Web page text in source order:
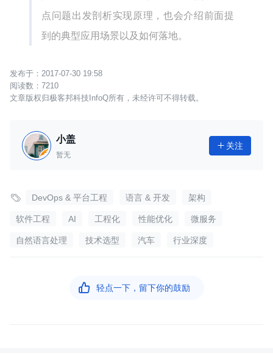
点问题出发剖析实现原理，也会介绍前面提
到的典型应用场景以及如何落地。
2017-07-30 19:58
7210
文章版权归极客邦科技InfoQ所有，未经许可不得转载。
小盖
暂无
 关注
 DevOps & 平台工程 语言 & 开发 架构
软件工程 AI 工程化 性能优化 微服务
自然语言处理 技术选型 汽车 行业深度
 轻点一下，留下你的鼓励